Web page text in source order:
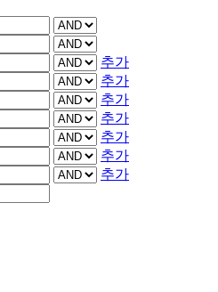
추가
추가
추가
추가
추가
추가
추가